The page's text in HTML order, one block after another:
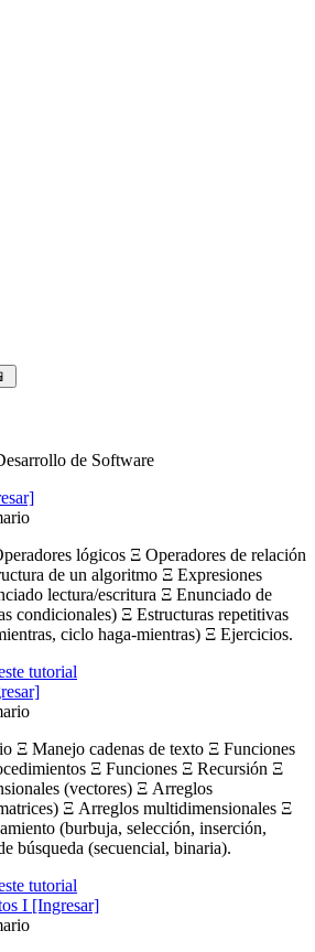
de Software
lógicos Ξ Operadores de relación
de un algoritmo Ξ Expresiones
lectura/escritura Ξ Enunciado de
condicionales) Ξ Estructuras repetitivas
ciclo haga-mientras) Ξ Ejercicios.
tutorial
Ξ Manejo cadenas de texto Ξ Funciones
Ξ Funciones Ξ Recursión Ξ
(vectores) Ξ Arreglos
Ξ Arreglos multidimensionales Ξ
(burbuja, selección, inserción,
búsqueda (secuencial, binaria).
tutorial
I [Ingresar]